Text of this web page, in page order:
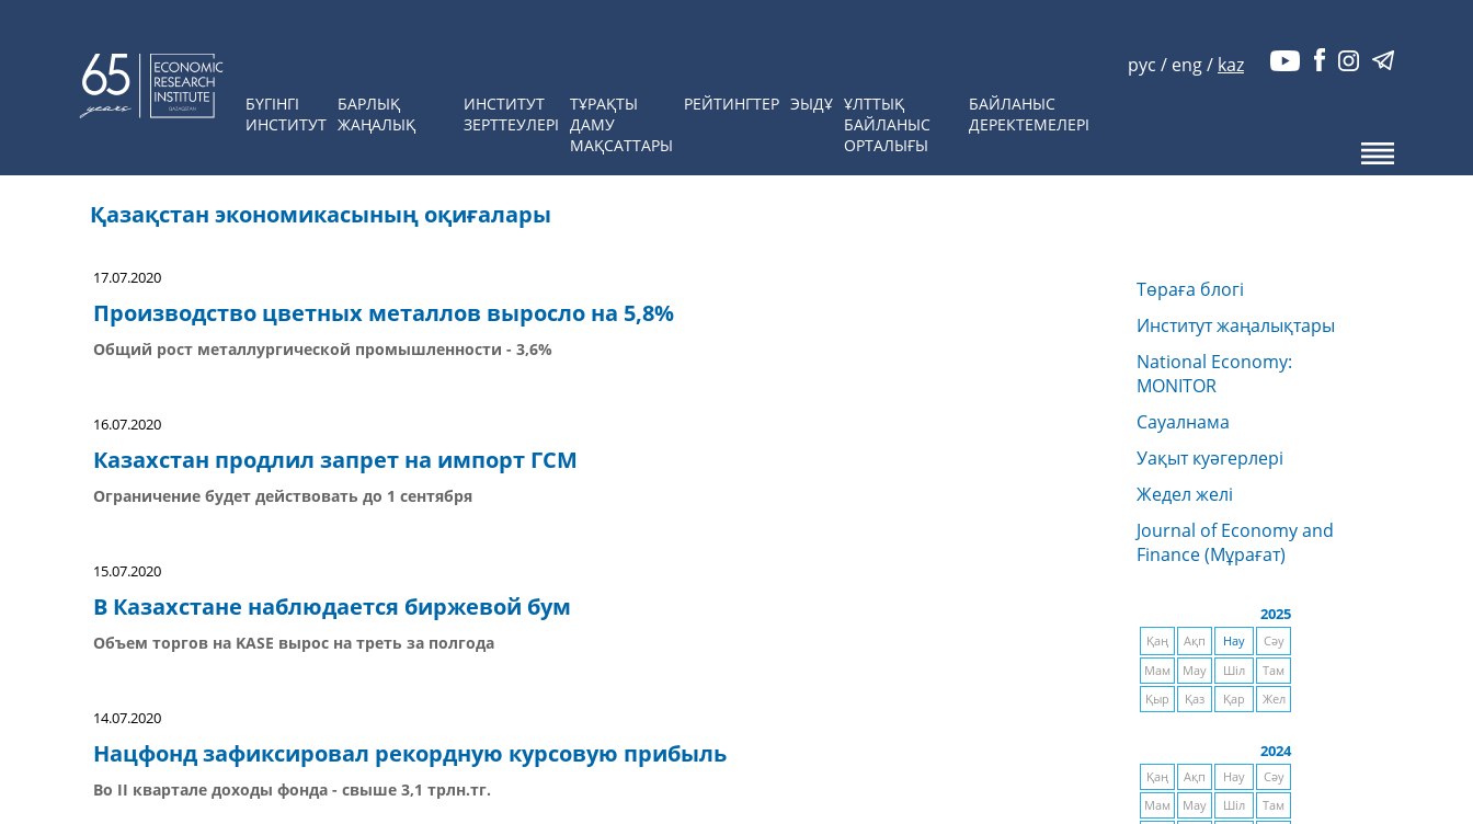
БҮГІНГІ
ИНСТИТУТ
БАРЛЫҚ
ЖАҢАЛЫҚ
ИНСТИТУТ
ЗЕРТТЕУЛЕРІ
ТҰРАҚТЫ
ДАМУ
МАҚСАТТАРЫ
РЕЙТИНГТЕР ЭЫДҰ ҰЛТТЫҚ
БАЙЛАНЫС
ОРТАЛЫҒЫ
БАЙЛАНЫС
ДЕРЕКТЕМЕЛЕРІ
рус / eng/ kaz
Қазақстан экономикасының оқиғалары
17.07.2020
Производство цветных металлов выросло на 5,8%
Общий рост металлургической промышленности - 3,6%
16.07.2020
Казахстан продлил запрет на импорт ГСМ
Ограничение будет действовать до 1 сентября
15.07.2020
В Казахстане наблюдается биржевой бум
Объем торгов на KASE вырос на треть за полгода
14.07.2020
Нацфонд зафиксировал рекордную курсовую прибыль
Во II квартале доходы фонда - свыше 3,1 трлн.тг.
Төраға блогі
Институт жаңалықтары
National Economy:
MONITOR
Сауалнама
Уақыт куәгерлері
Жедел желі
Journal of Economy and
Finance (Мұрағат)
2025
Қаң Ақп Нау
Сәу
Мам
Мау Шіл
Там
Қыр
Қаз Қар Жел
2024
Қаң Ақп Нау
Сәу
Мам
Мау Шіл
Там